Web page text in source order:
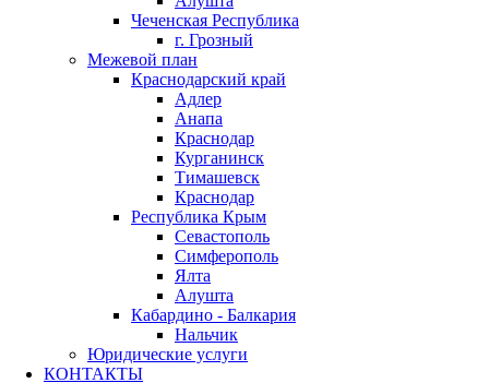
Чеченская Республика
г. Грозный
Межевой план
Краснодарский край
Адлер
Анапа
Краснодар
Курганинск
Тимашевск
Краснодар
Республика Крым
Севастополь
Симферополь
Ялта
Алушта
Кабардино - Балкария
Нальчик
Юридические услуги
КОНТАКТЫ